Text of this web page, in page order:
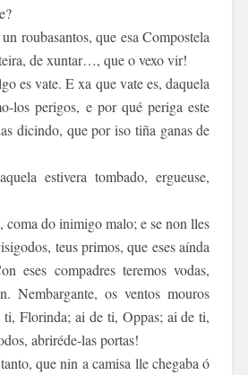
roubasantos, que esa Compostela
de xuntar…, que o vexo vir!
es vate. E xa que vate es, daquela
los perigos, e por qué periga este
dicindo, que por iso tiña ganas de
estivera tombado, ergueuse,
coma do inimigo malo; e se non lles
teus primos, que eses aínda
eses compadres teremos vodas,
Nembargante, os ventos mouros
Florinda; ai de ti, Oppas; ai de ti,
abriréde-las portas!
que nin a camisa lle chegaba ó